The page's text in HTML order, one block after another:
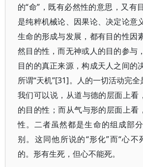
的“命”，既有必然性的意思，又有
是纯粹机械论、因果论、决定论意
生命的形成与发展，都有目的性因
然目的性，而无神或人的目的参与
目的的真正来源，构成天人之间的
所谓“天机”[31]。人的一切活动完全
我们可以说，从道与德的层面上看
的目的性；而从气与形的层面上看
性。二者虽然都是生命的组成部
别。这同他所说的“形化”而“心不
的。形有生死，但心不能死。